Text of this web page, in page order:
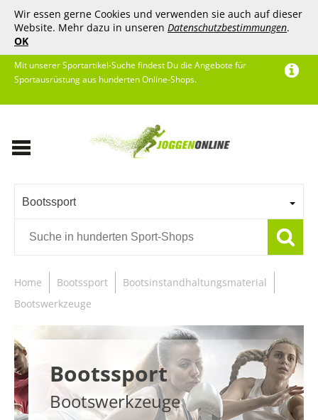
Wir essen gerne Cookies und verwenden sie auch auf dieser
Website. Mehr dazu in unseren Datenschutzbestimmungen.
OK
Mit unserer Sportartikel-Suche findest Du die Angebote für
Sportausrüstung aus hunderten Online-Shops.
Bootssport
Home Bootssport
Bootsinstandhaltungsmaterial
Bootswerkzeuge
Bootssport
Bootswerkzeuge